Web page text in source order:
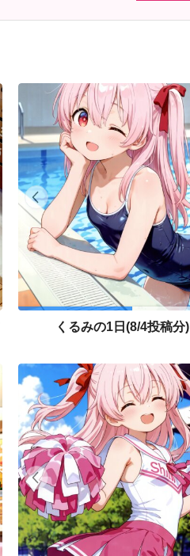
くるみの1日(8/4投稿分)